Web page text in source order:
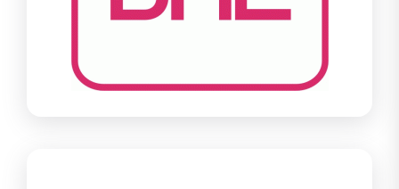
Sicherheitstechnik. Der BHE ist Kommunikations- und
Informationsplattform für alle, die sich mit Sicherheitsfragen